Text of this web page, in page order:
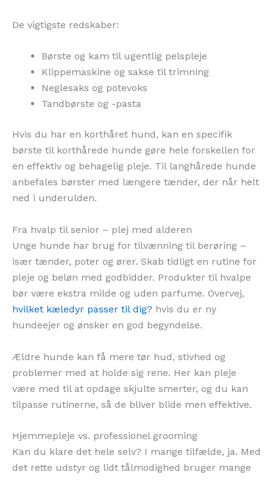
De vigtigste redskaber:
Børste og kam til ugentlig pelspleje
Klippemaskine og sakse til trimning
Neglesaks og potevoks
Tandbørste og -pasta
Hvis du har en korthåret hund, kan en specifik
børste til korthårede hunde gøre hele forskellen for
en effektiv og behagelig pleje. Til langhårede hunde
anbefales børster med længere tænder, der når helt
ned i underulden.
Fra hvalp til senior – plej med alderen
Unge hunde har brug for tilvænning til berøring –
især tænder, poter og ører. Skab tidligt en rutine for
pleje og beløn med godbidder. Produkter til hvalpe
bør være ekstra milde og uden parfume. Overvej,
hvilket kæledyr passer til dig? hvis du er ny
hundeejer og ønsker en god begyndelse.
Ældre hunde kan få mere tør hud, stivhed og
problemer med at holde sig rene. Her kan pleje
være med til at opdage skjulte smerter, og du kan
tilpasse rutinerne, så de bliver blide men effektive.
Hjemmepleje vs. professionel grooming
Kan du klare det hele selv? I mange tilfælde, ja. Med
det rette udstyr og lidt tålmodighed bruger mange